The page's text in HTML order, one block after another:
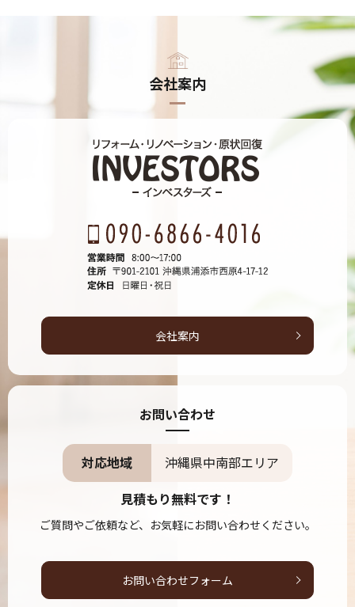
会社案内
会社案内
お問い合わせ
対応地域
沖縄県中南部エリア
見積もり無料です！
ご質問やご依頼など、お気軽にお問い合わせください。
お問い合わせフォーム